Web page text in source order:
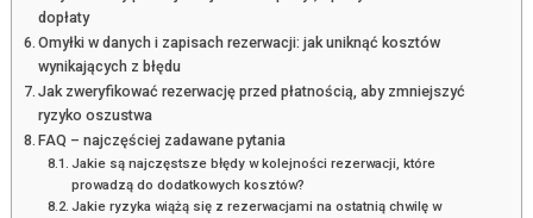
dopłaty
Omyłki w danych i zapisach rezerwacji: jak uniknąć kosztów
wynikających z błędu
Jak zweryfikować rezerwację przed płatnością, aby zmniejszyć
ryzyko oszustwa
FAQ – najczęściej zadawane pytania
Jakie są najczęstsze błędy w kolejności rezerwacji, które
prowadzą do dodatkowych kosztów?
Jakie ryzyka wiążą się z rezerwacjami na ostatnią chwilę w